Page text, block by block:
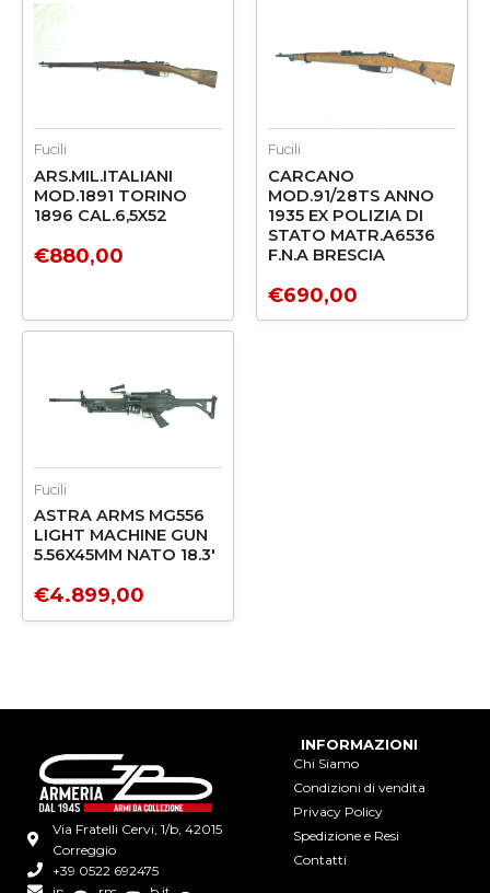
Fucili
ARS.MIL.ITALIANI
MOD.1891 TORINO
1896 CAL.6,5X52
€880,00
Fucili
CARCANO
MOD.91/28TS ANNO
1935 EX POLIZIA DI
STATO MATR.A6536
F.N.A BRESCIA
€690,00
Fucili
ASTRA ARMS MG556
LIGHT MACHINE GUN
5.56X45MM NATO 18.3′
€4.899,00
Via Fratelli Cervi, 1/b, 42015
Correggio
+39 0522 692475
INFORMAZIONI
Chi Siamo
Condizioni di vendita
Privacy Policy
Spedizione e Resi
Contatti